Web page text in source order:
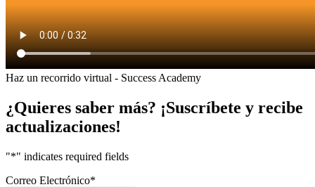
Haz un recorrido virtual - Success Academy
¿Quieres saber más? ¡Suscríbete y recibe
actualizaciones!
"*" indicates required fields
Correo Electrónico*